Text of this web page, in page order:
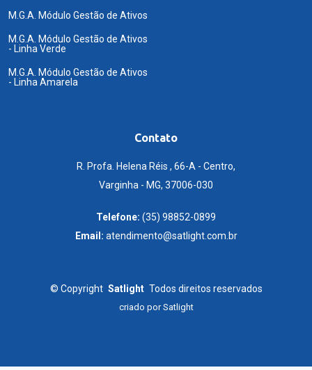
M.G.A. Módulo Gestão de Ativos
M.G.A. Módulo Gestão de Ativos
- Linha Verde
M.G.A. Módulo Gestão de Ativos
- Linha Amarela
Contato
R. Profa. Helena Réis , 66-A - Centro,
Varginha - MG, 37006-030
Telefone: (35) 98852-0899
Email: atendimento@satlight.com.br
© Copyright Satlight Todos direitos reservados
criado porSatlight